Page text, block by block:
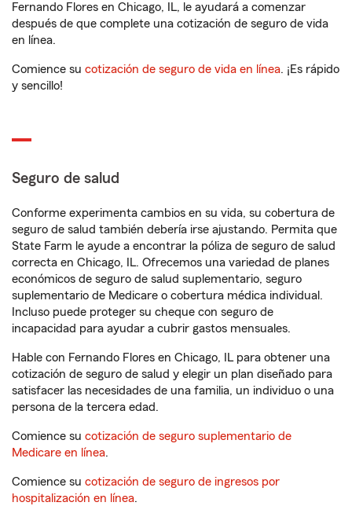
Fernando Flores en Chicago, IL, le ayudará a comenzar
después de que complete una cotización de seguro de vida
en línea.
Comience su cotización de seguro de vida en línea. ¡Es rápido
y sencillo!
Seguro de salud
Conforme experimenta cambios en su vida, su cobertura de
seguro de salud también debería irse ajustando. Permita que
State Farm le ayude a encontrar la póliza de seguro de salud
correcta en Chicago, IL. Ofrecemos una variedad de planes
económicos de seguro de salud suplementario, seguro
suplementario de Medicare o cobertura médica individual.
Incluso puede proteger su cheque con seguro de
incapacidad para ayudar a cubrir gastos mensuales.
Hable con Fernando Flores en Chicago, IL para obtener una
cotización de seguro de salud y elegir un plan diseñado para
satisfacer las necesidades de una familia, un individuo o una
persona de la tercera edad.
Comience su cotización de seguro suplementario de
Medicare en línea.
Comience su cotización de seguro de ingresos por
hospitalización en línea.